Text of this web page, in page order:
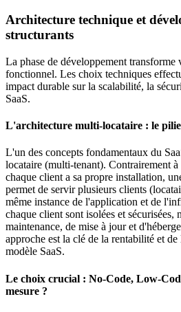
Architecture technique et
structurants
La phase de développement
fonctionnel. Les choix techniques
impact durable sur la scalabilité, la
SaaS.
L'architecture multi-locataire : le
L'un des concepts fondamentaux du
locataire (multi-tenant). Contrairement
chaque client a sa propre installation,
permet de servir plusieurs clients
même instance de l'application et de
chaque client sont isolées et sécurisées,
maintenance, de mise à jour et
approche est la clé de la rentabilité et
modèle SaaS.
Le choix crucial : No-Code, Low-
mesure ?